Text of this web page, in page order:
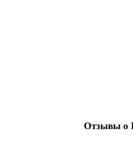
Отзывы о